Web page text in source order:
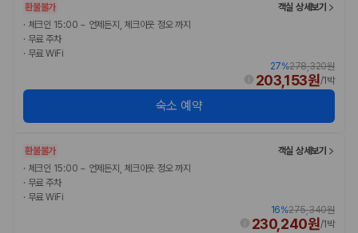
가 가장 먼저 비교하는 차종입니다.
준중형·중형차
커플·친구 여행에서 많이 선택되며 가격과 승차감의 균형이 좋은 차
종입니다.
가족 여행, 짐이 많은 여행, 장거리 이동에 적합하며 보험 조건과 차
량 연식을 함께 비교하는 것이 좋습니다.
승합차·대형차
험 조건을 함께 확인해야 합니다.
제주렌트카 보험까지 비교해야 진짜 가격비교입
니다
환불불가
객실 상세보기
· 체크인 15:00 ~ 언제든지, 체크아웃 정오 까지
· 무료 주차
· 무료 WiFi
27%278,320원
203,153원/1박
숙소 예약
환불불가
객실 상세보기
· 체크인 15:00 ~ 언제든지, 체크아웃 정오 까지
· 무료 주차
· 무료 WiFi
16%275,340원
230,240원/1박